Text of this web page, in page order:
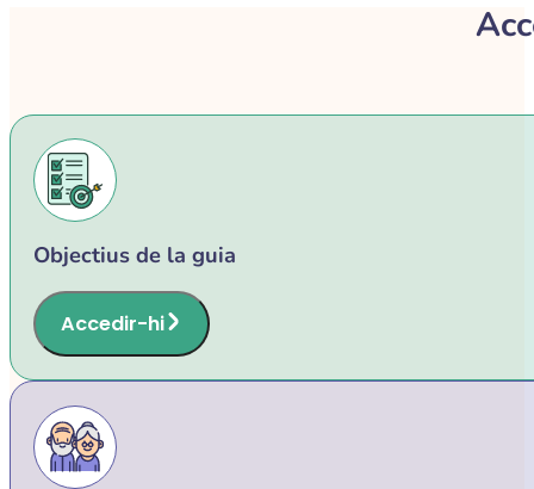
Objectius de la guia
Accedir-hi